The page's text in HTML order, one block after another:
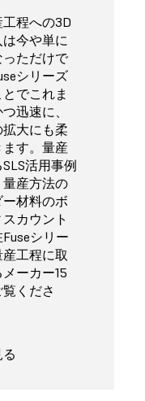
程への3D
今や単に
ただけで
シリーズ
でこれま
迅速に、
大にも柔
す。量産
活用事例
産方法の
材料のボ
カウント
シリー
工程に取
ーカー15
くださ